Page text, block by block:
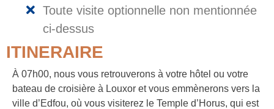
Toute visite optionnelle non mentionnée
ci-dessus
ITINERAIRE
À 07h00, nous vous retrouverons à votre hôtel ou votre
bateau de croisière à Louxor et vous emmènerons vers la
ville d’Edfou, où vous visiterez le Temple d’Horus, qui est